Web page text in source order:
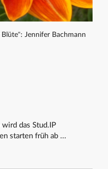
Jennifer Bachmann
das Stud.IP
starten früh ab ...